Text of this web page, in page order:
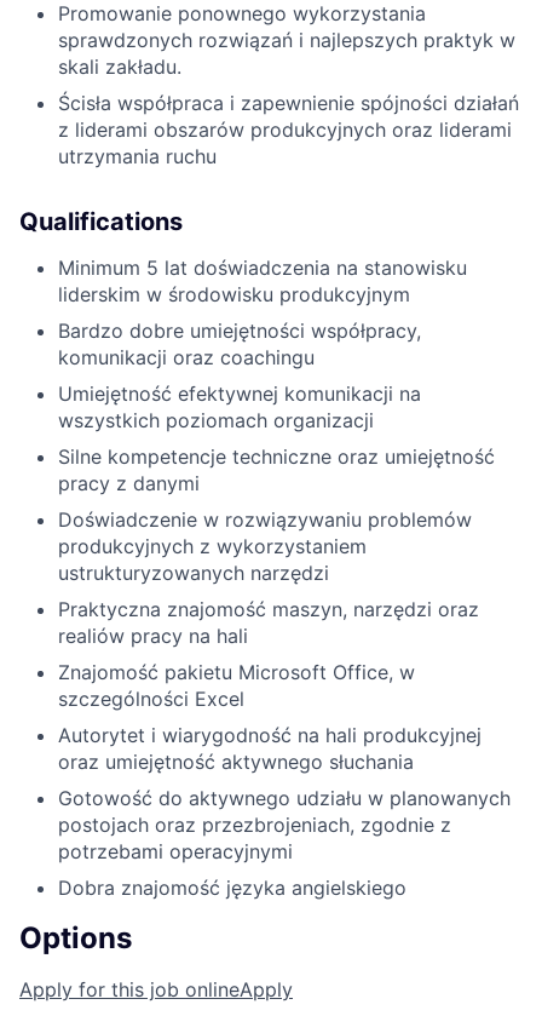
Promowanie ponownego wykorzystania
sprawdzonych rozwiązań i najlepszych praktyk w
skali zakładu.
Ścisła współpraca i zapewnienie spójności działań
z liderami obszarów produkcyjnych oraz liderami
utrzymania ruchu
Qualifications
Minimum 5 lat doświadczenia na stanowisku
liderskim w środowisku produkcyjnym
Bardzo dobre umiejętności współpracy,
komunikacji oraz coachingu
Umiejętność efektywnej komunikacji na
wszystkich poziomach organizacji
Silne kompetencje techniczne oraz umiejętność
pracy z danymi
Doświadczenie w rozwiązywaniu problemów
produkcyjnych z wykorzystaniem
ustrukturyzowanych narzędzi
Praktyczna znajomość maszyn, narzędzi oraz
realiów pracy na hali
Znajomość pakietu Microsoft Office, w
szczególności Excel
Autorytet i wiarygodność na hali produkcyjnej
oraz umiejętność aktywnego słuchania
Gotowość do aktywnego udziału w planowanych
postojach oraz przezbrojeniach, zgodnie z
potrzebami operacyjnymi
Dobra znajomość języka angielskiego
Options
Apply for this job onlineApply